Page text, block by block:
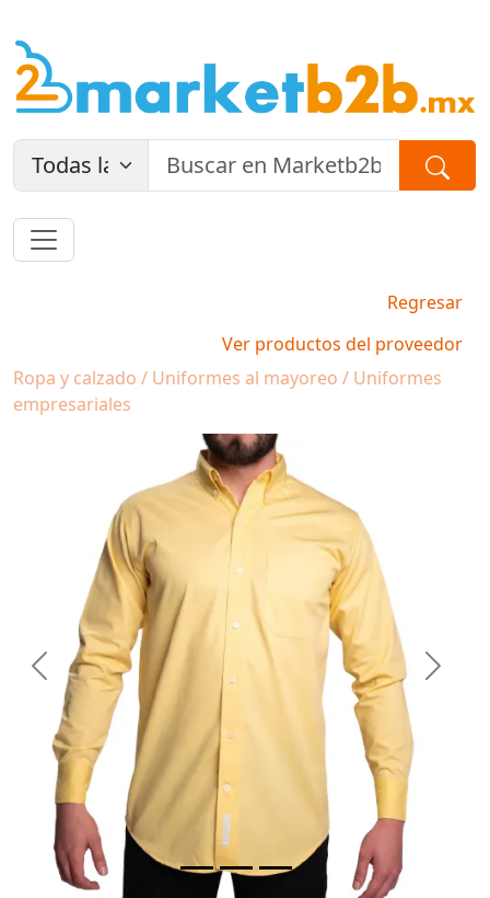
Regresar
Ver productos del proveedor
Ropa y calzado / Uniformes al mayoreo / Uniformes
empresariales
Previous Next